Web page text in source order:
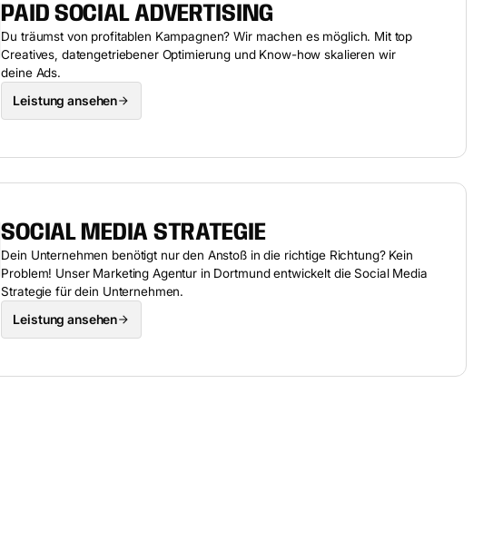
PAID SOCIAL ADVERTISING
Du träumst von profitablen Kampagnen? Wir machen es möglich. Mit top
Creatives, datengetriebener Optimierung und Know-how skalieren wir
deine Ads.
Leistung ansehen
SOCIAL MEDIA STRATEGIE
Dein Unternehmen benötigt nur den Anstoß in die richtige Richtung? Kein
Problem! Unser Marketing Agentur in Dortmund entwickelt die Social Media
Strategie für dein Unternehmen.
Leistung ansehen